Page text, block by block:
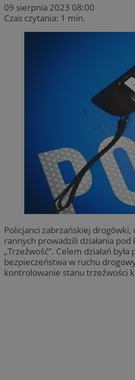
09 sierpnia 2023 08:00
Czas czytania: 1 min.
Policjanci zabrzańskiej drogówki,
rannych prowadzili działania
„Trzeźwość”. Celem działań była
bezpieczeństwa w ruchu
kontrolowanie stanu trzeźwości